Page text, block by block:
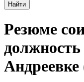
Найти
Резюме
должность